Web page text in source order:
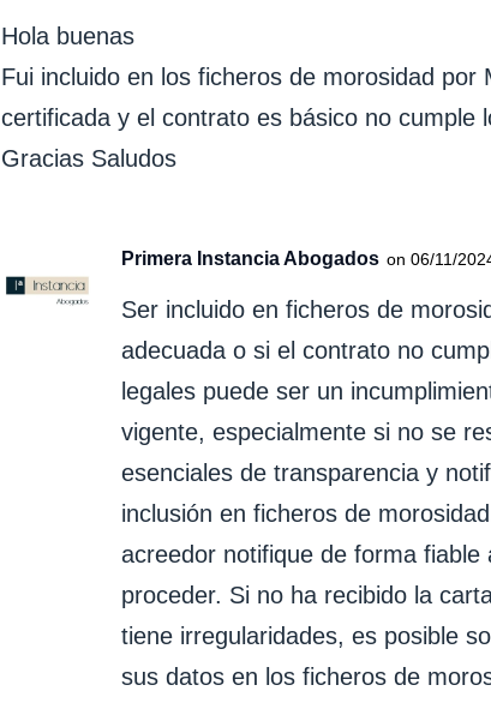
Hola buenas
Fui incluido en los ficheros de morosidad por
certificada y el contrato es básico no cumple
Gracias Saludos
Primera Instancia Abogados on 06/11/
Ser incluido en ficheros de
adecuada o si el contrato no
legales puede ser un
vigente, especialmente si no se
esenciales de transparencia y
inclusión en ficheros de
acreedor notifique de forma fiable
proceder. Si no ha recibido la
tiene irregularidades, es posible
sus datos en los ficheros de